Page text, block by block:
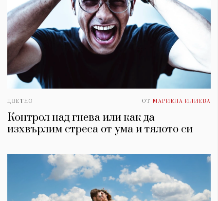
ЦВЕТНО ОТ МАРИЕЛА ИЛИЕВА
Контрол над гнева или как да
изхвърлим стреса от умa и тялото си